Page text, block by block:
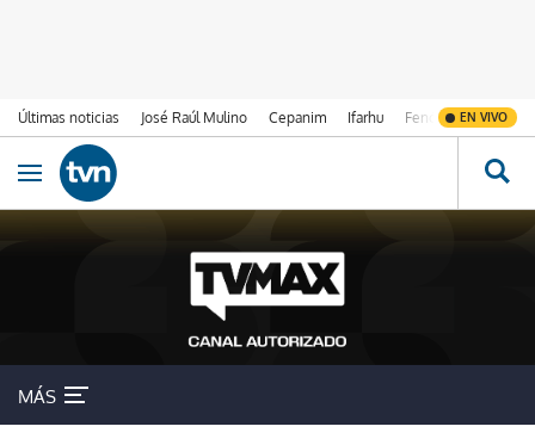
Últimas noticias José Raúl Mulino Cepanim Ifarhu Fenómeno de El
EN VIVO
Ir al contenido
Obrir navegació
MÁS